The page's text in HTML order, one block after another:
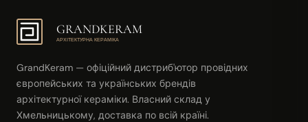
GRANDKERAM
АРХІТЕКТУРНА КЕРАМІКА
GrandKeram — офіційний дистриб'ютор провідних
європейських та українських брендів
архітектурної кераміки. Власний склад у
Хмельницькому, доставка по всій країні.